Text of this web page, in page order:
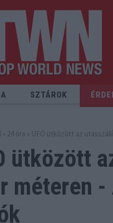
SZTÁROK
» 24 óra » UFO ütközött az
ütközött
méteren